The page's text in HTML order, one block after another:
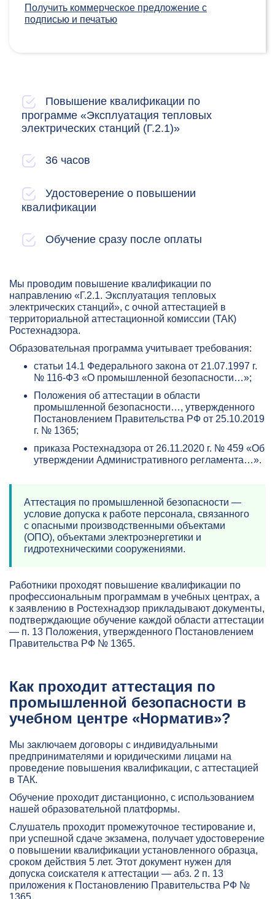
Повышение квалификации по
программе «Эксплуатация тепловых
электрических станций (Г.2.1)»
36 часов
Удостоверение о повышении
квалификации
Обучение сразу после оплаты
Мы проводим повышение квалификации по
направлению «Г.2.1. Эксплуатация тепловых
электрических станций», с очной аттестацией в
территориальной аттестационной комиссии (ТАК)
Ростехнадзора.
Образовательная программа учитывает требования:
статьи 14.1 Федерального закона от 21.07.1997 г.
№ 116-ФЗ «О промышленной безопасности…»;
Положения об аттестации в области
промышленной безопасности…, утвержденного
Постановлением Правительства РФ от 25.10.2019
г. № 1365;
приказа Ростехнадзора от 26.11.2020 г. № 459 «Об
утверждении Административного регламента…».
Аттестация по промышленной безопасности —
условие допуска к работе персонала, связанного
с опасными производственными объектами
(ОПО), объектами электроэнергетики и
гидротехническими сооружениями.
Работники проходят повышение квалификации по
профессиональным программам в учебных центрах, а
к заявлению в Ростехнадзор прикладывают документы,
подтверждающие обучение каждой области аттестации
— п. 13 Положения, утвержденного Постановлением
Правительства РФ № 1365.
Как проходит аттестация по
промышленной безопасности в
учебном центре «Норматив»?
Мы заключаем договоры с индивидуальными
предпринимателями и юридическими лицами на
проведение повышения квалификации, с аттестацией
в ТАК.
Обучение проходит дистанционно, с использованием
нашей образовательной платформы.
Слушатель проходит промежуточное тестирование и,
при успешной сдаче экзамена, получает удостоверение
о повышении квалификации установленного образца,
сроком действия 5 лет. Этот документ нужен для
допуска соискателя к аттестации — абз. 2 п. 13
приложения к Постановлению Правительства РФ №
Получить коммерческое предложение c
подписью и печатью